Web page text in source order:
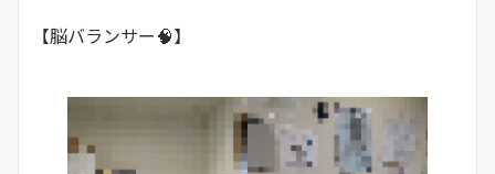
【脳バランサー🧠】